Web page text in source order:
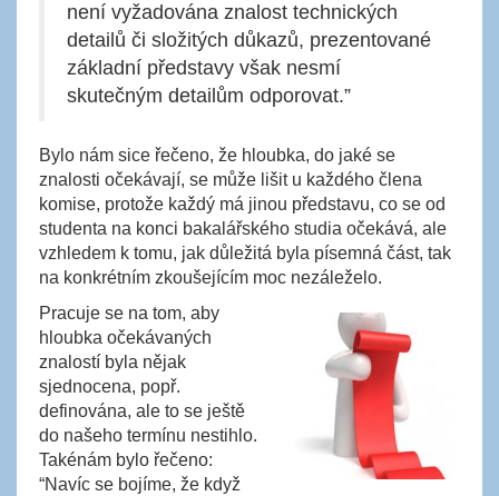
není vyžadována znalost technických
detailů či složitých důkazů, prezentované
základní představy však nesmí
skutečným detailům odporovat.”
Bylo nám sice řečeno, že hloubka, do jaké se
znalosti očekávají, se může lišit u každého člena
komise, protože každý má jinou představu, co se od
studenta na konci bakalářského studia očekává, ale
vzhledem k tomu, jak důležitá byla písemná část, tak
na konkrétním zkoušejícím moc nezáleželo.
Pracuje se na tom, aby
hloubka očekávaných
znalostí byla nějak
sjednocena, popř.
definována, ale to se ještě
do našeho termínu nestihlo.
Takénám bylo řečeno:
“Navíc se bojíme, že když